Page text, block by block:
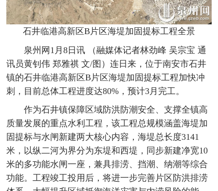
石井临港高新区B片区海堤加固提标工程全景
泉州网1月8日讯 （融媒体记者林劲峰 吴宗宝 通
讯员黄钊伟 郑雅祺 文/图）连日来，位于南安市石井
镇的石井临港高新区B片区海堤加固提标工程加快冲
刺，目前总体工程进度达80%，预计3月完工。
作为石井镇保障区域防洪防潮安全、支撑全镇高
质量发展的重点水利工程，该工程总规模涵盖海堤加
固提标与水闸新建两大核心内容，海堤总长度3141
米，以纵二河为界分为东堤和西堤，同步新建净宽10
米的多功能水闸一座，兼具排涝、挡潮、纳潮等综合
功能。工程竣工投用后，将进一步完善片区防洪排涝